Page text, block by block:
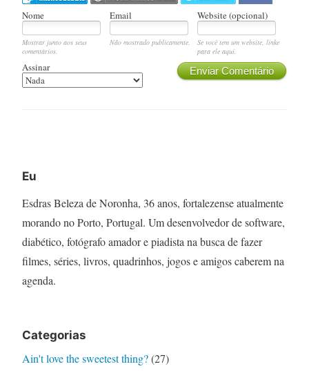
Nome Email Website (opcional)
Mostrar junto aos seus
comentários.
Não mostrado publicamente.
Se você tem um website, linke
para ele aqui.
Enviar Comentário
Assinar
Eu
Esdras Beleza de Noronha, 36 anos, fortalezense atualmente
morando no Porto, Portugal. Um desenvolvedor de software,
diabético, fotógrafo amador e piadista na busca de fazer
filmes, séries, livros, quadrinhos, jogos e amigos caberem na
agenda.
Categorias
Ain't love the sweetest thing?(27)